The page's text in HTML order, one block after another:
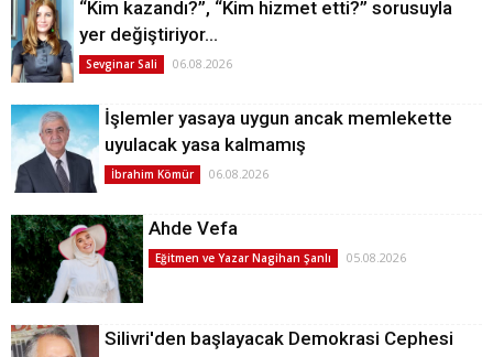
“Kim kazandı?”, “Kim hizmet etti?” sorusuyla
yer değiştiriyor…
Sevginar Sali 06.08.2026
İşlemler yasaya uygun ancak memlekette
uyulacak yasa kalmamış
İbrahim Kömür 06.08.2026
Ahde Vefa
Eğitmen ve Yazar Nagihan Şanlı 05.08.2026
Silivri'den başlayacak Demokrasi Cephesi